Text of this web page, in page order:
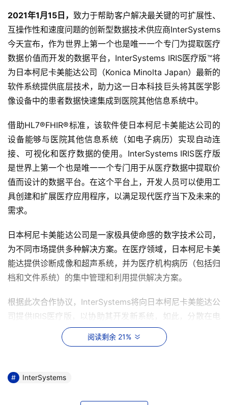
2021年1月15日，致力于帮助客户解决最关键的可扩展性、
互操作性和速度问题的创新型数据技术供应商InterSystems
今天宣布，作为世界上第一个也是唯一一个专门为提取医疗
数据价值而开发的数据平台，InterSystems IRIS医疗版™将
为日本柯尼卡美能达公司（Konica Minolta Japan）最新的
软件系统提供底层技术，助力这一日本科技巨头将其医学影
像设备中的患者数据快速集成到医院其他信息系统中。
借助HL7®FHIR®标准，该软件使日本柯尼卡美能达公司的
设备能够与医院其他信息系统（如电子病历）实现自动连
接、可视化和医疗数据的使用。InterSystems IRIS医疗版
是世界上第一个也是唯一一个专门用于从医疗数据中提取价
值而设计的数据平台。在这个平台上，开发人员可以使用工
具创建和扩展医疗应用程序，以满足现代医疗当下及未来的
需求。
日本柯尼卡美能达公司是一家极具使命感的数字技术公司，
为不同市场提供多种解决方案。在医疗领域，日本柯尼卡美
能达提供诊断成像和超声系统，并为医疗机构病历（包括归
档和文件系统）的集中管理和利用提供解决方案。
根据此次合作协议，InterSystems将向日本柯尼卡美能达公
司提供IRIS医疗版，以协助其开发新系统，如此，分散在电
子病例、诊断成像、实验室、文档系统等各个系统中的医疗
数据将实现自动互联、可视化和可利用。作为合作伙伴，
并助力其改善患者就医体验，提升患者安全。
阅读剩余 21%
InterSystems